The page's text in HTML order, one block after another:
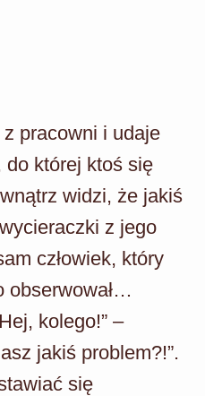
pracowni i udaje
której ktoś się
widzi, że jakiś
z jego
człowiek, który
obserwował…
kolego!” –
jakiś problem?!”.
się